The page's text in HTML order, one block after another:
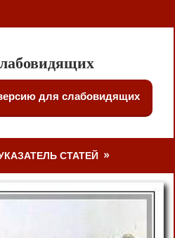
для слабовидящих
СТАТЕЙ